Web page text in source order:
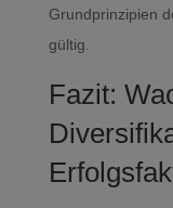
Grundprinzipien
gültig.
Fazit: